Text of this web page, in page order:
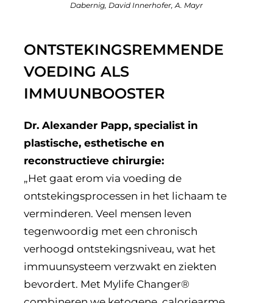
Dabernig, David Innerhofer, A. Mayr
ONTSTEKINGSREMMENDE
VOEDING ALS
IMMUUNBOOSTER
Dr. Alexander Papp, specialist in
plastische, esthetische en
reconstructieve chirurgie:
„Het gaat erom via voeding de
ontstekingsprocessen in het lichaam te
verminderen. Veel mensen leven
tegenwoordig met een chronisch
verhoogd ontstekingsniveau, wat het
immuunsysteem verzwakt en ziekten
bevordert. Met Mylife Changer®